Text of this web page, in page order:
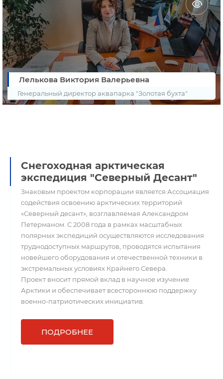
Лелькова Виктория Валерьевна
Генеральный директор аквапарка "Золотая бухта"
Снегоходная арктическая
экспедиция "Северный Десант"
Знаковым проектом корпорации является Ассоциация
содействия освоению арктических территорий
«Северный десант», возглавляемая Александром
Петерманом. С 2008 года в рамках масштабных
полярных экспедиций осуществляются исследования
труднодоступных маршрутов, проводятся испытания
новейшего оборудования и отечественной техники в
экстремальных условиях Крайнего Севера.
Проект вносит прямой вклад в научное изучение
Арктики и обеспечивает всестороннюю поддержку
военно-патриотических инициатив.
ПОДРОБНЕЕ